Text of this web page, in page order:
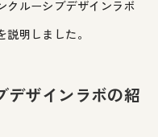
クルーシブデザインラボ
明しました。
デザインラボの紹